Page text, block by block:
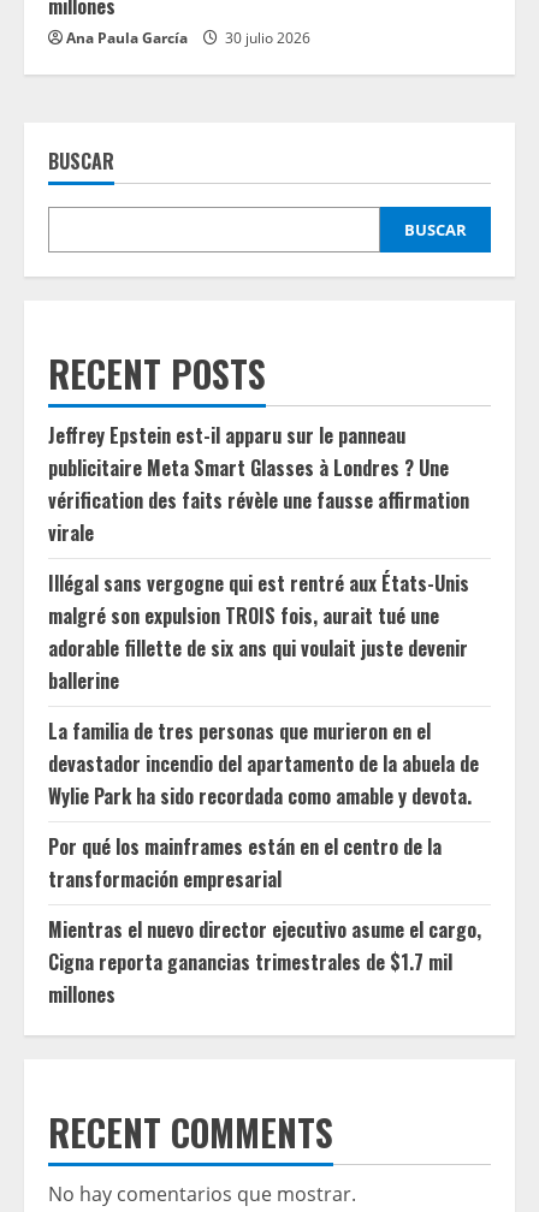
millones
Ana Paula García 30 julio 2026
BUSCAR
BUSCAR
RECENT POSTS
Jeffrey Epstein est-il apparu sur le panneau
publicitaire Meta Smart Glasses à Londres ? Une
vérification des faits révèle une fausse affirmation
virale
Illégal sans vergogne qui est rentré aux États-Unis
malgré son expulsion TROIS fois, aurait tué une
adorable fillette de six ans qui voulait juste devenir
ballerine
La familia de tres personas que murieron en el
devastador incendio del apartamento de la abuela de
Wylie Park ha sido recordada como amable y devota.
Por qué los mainframes están en el centro de la
transformación empresarial
Mientras el nuevo director ejecutivo asume el cargo,
Cigna reporta ganancias trimestrales de $1.7 mil
millones
RECENT COMMENTS
No hay comentarios que mostrar.